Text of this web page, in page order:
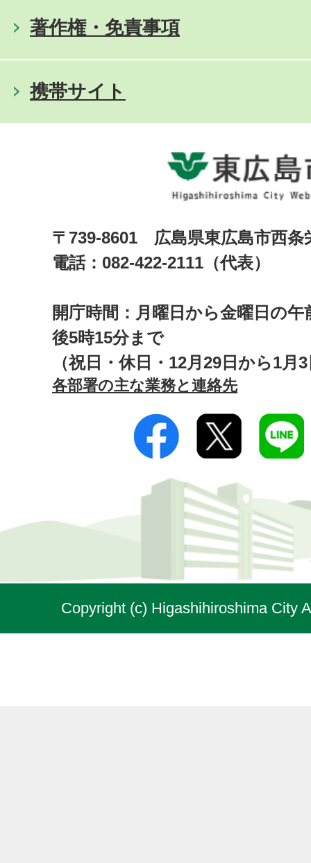
著作権・免責事項
携帯サイト
〒739-8601 広島県東広島市西
電話：082-422-2111（代表）
開庁時間：月曜日から金曜日の午
後5時15分まで
（祝日・休日・12月29日から1月
各部署の主な業務と連絡先
Copyright (c) Higashihiroshima City